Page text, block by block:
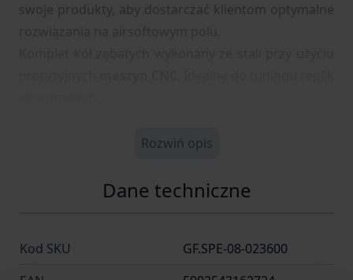
swoje produkty, aby dostarczać klientom optymalne
Rozwiń opis
Dane techniczne
Kod SKU
GF.SPE-08-023600